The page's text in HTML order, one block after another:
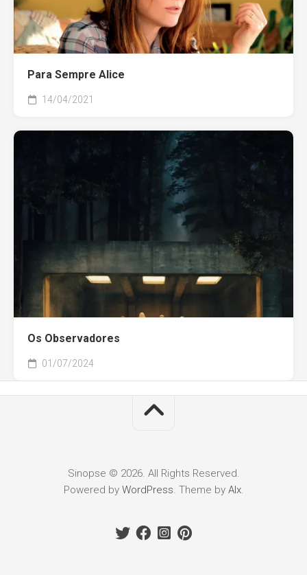
Para Sempre Alice
14/04/2021
Os Observadores
01/07/2024
Sinopse © 2026. All Rights Reserved.
Powered by WordPress. Theme by Alx.